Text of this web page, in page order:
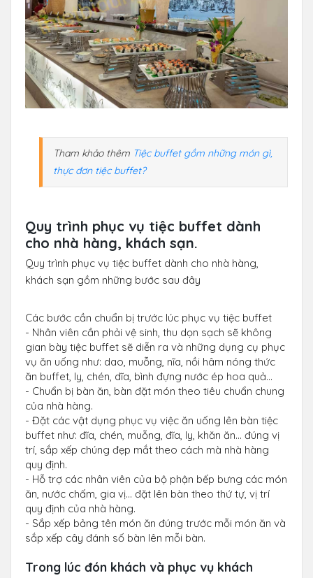
Tham khảo thêm Tiệc buffet gồm những món gì,
thực đơn tiệc buffet?
Quy trình phục vụ tiệc buffet dành
cho nhà hàng, khách sạn.
Quy trình phục vụ tiệc buffet dành cho nhà hàng,
khách sạn gồm những bước sau đây
Các bước cần chuẩn bị trước lúc phục vụ tiệc buffet
- Nhân viên cần phải vệ sinh, thu dọn sạch sẽ không
gian bày tiệc buffet sẽ diễn ra và những dụng cụ phục
vụ ăn uống như: dao, muỗng, nĩa, nồi hâm nóng thức
ăn buffet, ly, chén, dĩa, bình đựng nước ép hoa quả…
- Chuẩn bị bàn ăn, bàn đặt món theo tiêu chuẩn chung
của nhà hàng.
- Đặt các vật dụng phục vụ việc ăn uống lên bàn tiệc
buffet như: đĩa, chén, muỗng, đĩa, ly, khăn ăn… đúng vị
trí, sắp xếp chúng đẹp mắt theo cách mà nhà hàng
quy định.
- Hỗ trợ các nhân viên của bộ phận bếp bưng các món
ăn, nước chấm, gia vị… đặt lên bàn theo thứ tự, vị trí
quy định của nhà hàng.
- Sắp xếp bảng tên món ăn đúng trước mỗi món ăn và
sắp xếp cây đánh số bàn lên mỗi bàn.
Trong lúc đón khách và phục vụ khách